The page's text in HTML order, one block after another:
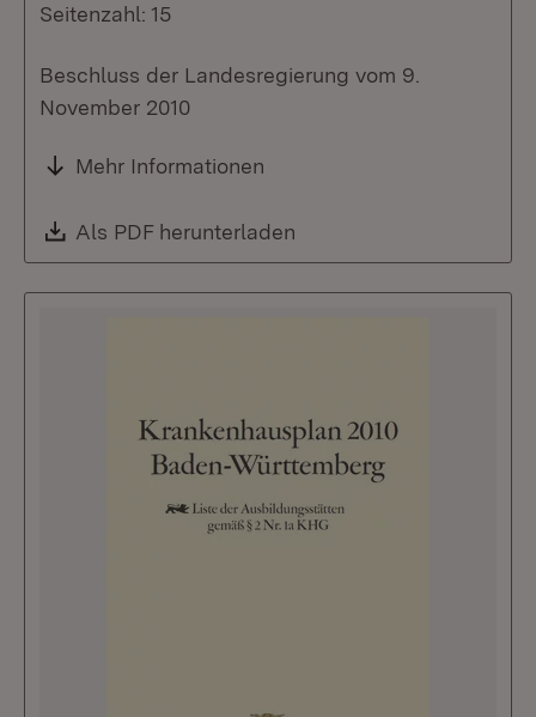
Seitenzahl: 15
Beschluss der Landesregierung vom 9.
November 2010
Mehr Informationen
Download:
Als PDF herunterladen